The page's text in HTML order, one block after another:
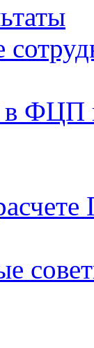
в ФЦП